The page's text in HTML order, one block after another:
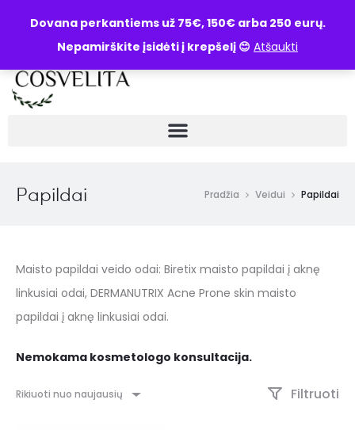
Dovana perkantiems už 75€, 150€ arba 250 eurų.
Nepamirškite įsidėti į krepšelį 😊 Atšaukti
UŽKLAUSA
Papildai Pradžia Veidui Papildai
Maisto papildai veido odai: Biretix maisto papildai į aknę
linkusiai odai, DERMANUTRIX Acne Prone skin maisto
papildai į aknę linkusiai odai.
Nemokama kosmetologo konsultacija.
Rikiuoti nuo naujausių Filtruoti